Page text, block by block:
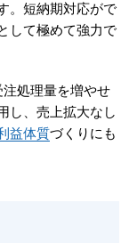
。短納期対応がで
して極めて強力で
処理量を増やせ
し、売上拡大なし
益体質づくりにも